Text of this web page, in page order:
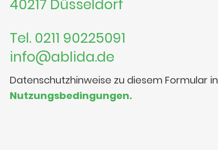
40217 Düsseldorf
Tel. 0211 90225091
info@ablida.de
Datenschutzhinweise zu diesem Formular
Nutzungsbedingungen.